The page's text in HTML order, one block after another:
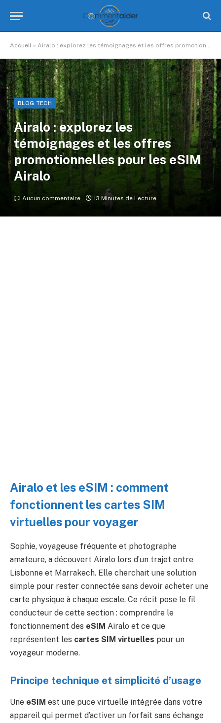
Accueil » Airalo : explorez les témoignages et les offres promotionnelles pour les eSIM Airalo
BLOG TECH
Airalo : explorez les
témoignages et les offres
promotionnelles pour les eSIM
Airalo
Aucun commentaire 13 Minutes de Lecture
Airalo et les eSIM : comment
fonctionnent les cartes SIM
virtuelles pour voyager
Sophie, voyageuse fréquente et photographe
amateure, a découvert Airalo lors d’un trajet entre
Lisbonne et Marrakech. Elle cherchait une solution
simple pour rester connectée sans devoir acheter une
carte physique à chaque escale. Ce récit pose le fil
conducteur de cette section : comprendre le
fonctionnement des eSIM Airalo et ce que
représentent les cartes SIM virtuelles pour un
voyageur moderne.
Principe technique et simplicité d’usage
Une eSIM est une puce virtuelle intégrée dans votre
appareil qui permet d’activer un forfait sans échange